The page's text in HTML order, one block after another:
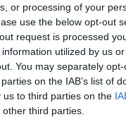
or processing of your
use the below opt-out
request is processed
utilized by us
You may separately
on the IAB’s list of
to third parties on the
third parties.
által
kétszázezer
saját
nem
gondoskodni